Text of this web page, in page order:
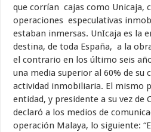
que corrían cajas como Unicaja,
operaciones especulativas
estaban inmersas. UnIcaja es la
destina, de toda España, a la
el contrario en los último seis
una media superior al 60% de su
actividad inmobiliaria. El mismo
entidad, y presidente a su vez de
declaró a los medios de
operación Malaya, lo siguiente: